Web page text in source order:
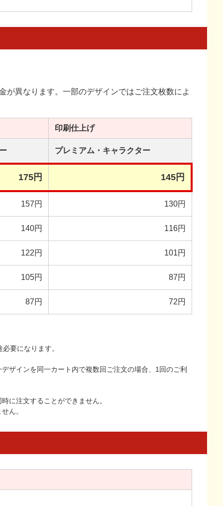
が異なります。一部のデザインではご注文枚数によ
印刷仕上げ
プレミアム・ キャラクター
175円 145円
157円 130円
140円 116円
122円 101円
105円 87円
87円 72円
要になります。
ザインを同一カート内で複数回ご注文の場合、1回のご利
に注文することができません。
ん。